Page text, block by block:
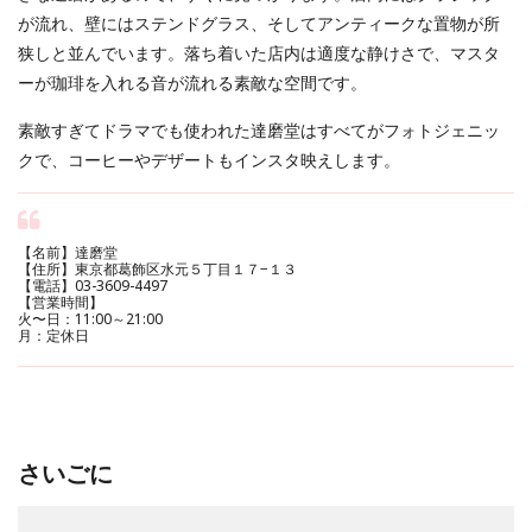
が流れ、壁にはステンドグラス、そしてアンティークな置物が所
狭しと並んでいます。落ち着いた店内は適度な静けさで、マスタ
ーが珈琲を入れる音が流れる素敵な空間です。
素敵すぎてドラマでも使われた達磨堂はすべてがフォトジェニッ
クで、コーヒーやデザートもインスタ映えします。
【名前】達磨堂
【住所】東京都葛飾区水元５丁目１７−１３
【電話】03-3609-4497
【営業時間】
火〜日：11:00～21:00
月：定休日
さいごに